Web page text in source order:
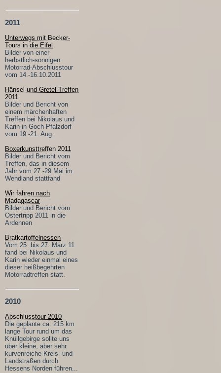
2011
Unterwegs mit Becker-
Tours in die Eifel
Bilder von einer
herbstlich-sonnigen
Motorrad-Abschlusstour
vom 14.-16.10.2011
Hänsel-und Gretel-Treffen
2011
Bilder und Bericht von
einem märchenhaften
Treffen bei Nikolaus und
Karin in Goch-Pfalzdorf
vom 19.-21. Aug.
Boxerkunsttreffen 2011
Bilder und Bericht vom
Treffen, das in diesem
Jahr vom 27.-29.Mai im
Wendland stattfand
Wir fahren nach
Madagascar
Bilder und Bericht vom
Ostertripp 2011 in die
Ardennen
Bratkartoffelnessen
Vom 25. bis 27. März 11
fand bei Nikolaus und
Karin wieder einmal eines
dieser heißbegehrten
Motorradtreffen statt.
2010
Abschlusstour 2010
Die geplante ca. 215 km
lange Tour rund um das
Knüllgebirge sollte uns
über kleine, aber sehr
kurvenreiche Kreis- und
Landstraßen durch
Hessens Norden führen...